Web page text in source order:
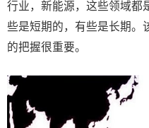
行业，新能源，这些领域都
些是短期的，有些是长期。
的把握很重要。